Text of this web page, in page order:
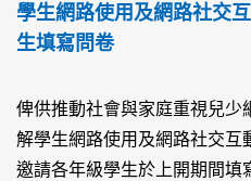
學生網路使用及網路社交
生填寫問卷
俾供推動社會與家庭重視兒少
解學生網路使用及網路社交互
邀請各年級學生於上開期間填